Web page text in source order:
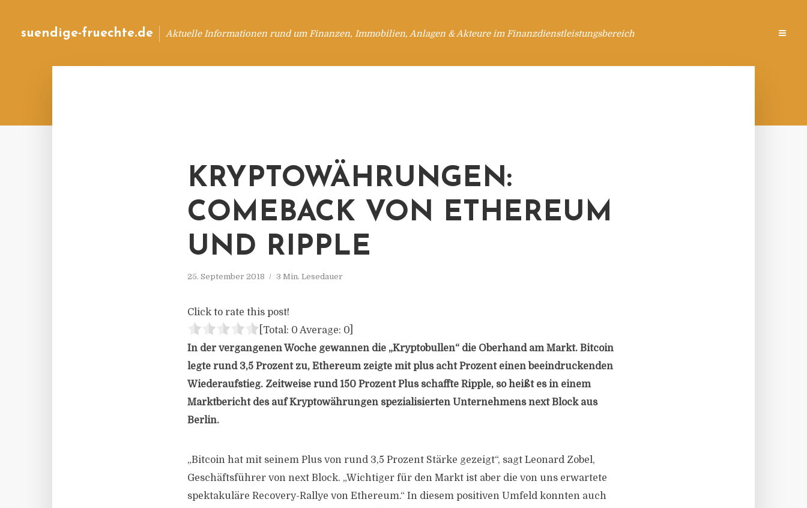
suendige-fruechte.de Aktuelle Informationen rund um Finanzen, Immobilien, Anlagen & Akteure im Finanzdienstleistungsbereich
KRYPTOWÄHRUNGEN:
COMEBACK VON ETHEREUM
UND RIPPLE
25. September 2018 3 Min. Lesedauer
Click to rate this post!
[Total: 0 Average: 0
In der vergangenen Woche gewannen die „Kryptobullen“ die Oberhand am Markt. Bitcoin
legte rund 3,5 Prozent zu, Ethereum zeigte mit plus acht Prozent einen beeindruckenden
Wiederaufstieg. Zeitweise rund 150 Prozent Plus schaffte Ripple, so heißt es in einem
Marktbericht des auf Kryptowährungen spezialisierten Unternehmens next Block aus
Berlin.
„Bitcoin hat mit seinem Plus von rund 3,5 Prozent Stärke gezeigt“, sagt Leonard Zobel,
Geschäftsführer von next Block. „Wichtiger für den Markt ist aber die von uns erwartete
spektakuläre Recovery-Rallye von Ethereum.“ In diesem positiven Umfeld konnten auch